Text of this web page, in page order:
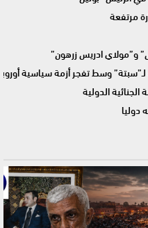
مرتفعة
و”مولاي ادريس زرهون”
لـ”سبتة” وسط تفجر أزمة سياسية
الدولية
دوليا